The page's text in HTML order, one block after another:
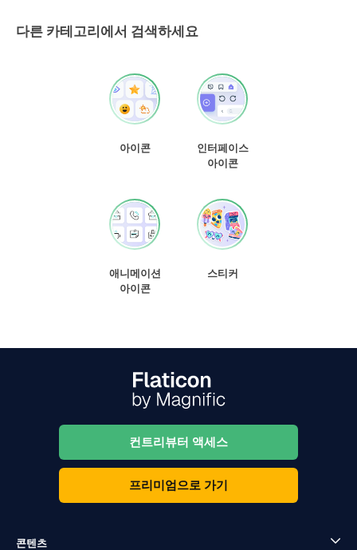
다른 카테고리에서 검색하세요
아이콘
인터페이스
아이콘
애니메이션
아이콘
스티커
컨트리뷰터 액세스
프리미엄으로 가기
콘텐츠